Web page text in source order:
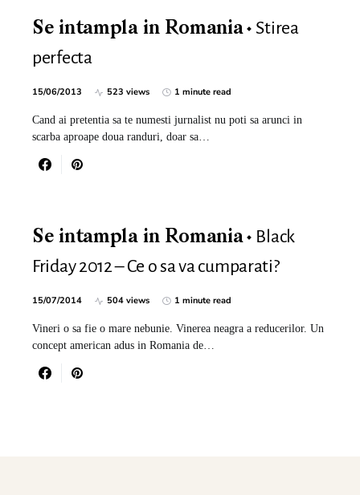
Se intampla in Romania
Stirea
perfecta
15/06/2013 523 views 1 minute read
Cand ai pretentia sa te numesti jurnalist nu poti sa arunci in
scarba aproape doua randuri, doar sa…
Se intampla in Romania
Black
Friday 2012 – Ce o sa va cumparati?
15/07/2014 504 views 1 minute read
Vineri o sa fie o mare nebunie. Vinerea neagra a reducerilor. Un
concept american adus in Romania de…